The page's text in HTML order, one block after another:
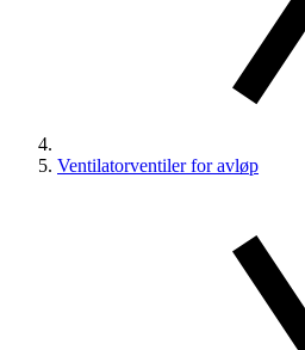
Ventilatorventiler for avløp